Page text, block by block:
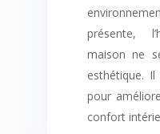
présente,
maison ne
esthétique.
pour
confort